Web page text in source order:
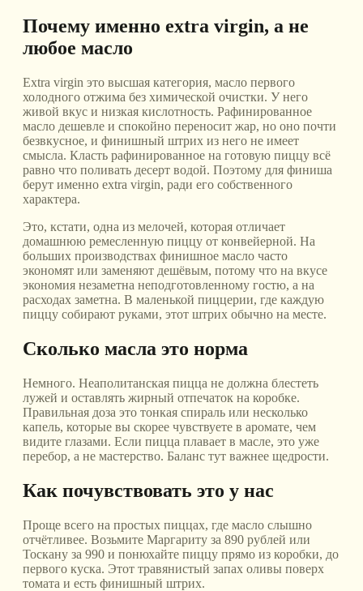
Почему именно extra virgin, а не
любое масло
Extra virgin это высшая категория, масло первого
холодного отжима без химической очистки. У него
живой вкус и низкая кислотность. Рафинированное
масло дешевле и спокойно переносит жар, но оно почти
безвкусное, и финишный штрих из него не имеет
смысла. Класть рафинированное на готовую пиццу всё
равно что поливать десерт водой. Поэтому для финиша
берут именно extra virgin, ради его собственного
характера.
Это, кстати, одна из мелочей, которая отличает
домашнюю ремесленную пиццу от конвейерной. На
больших производствах финишное масло часто
экономят или заменяют дешёвым, потому что на вкусе
экономия незаметна неподготовленному гостю, а на
расходах заметна. В маленькой пиццерии, где каждую
пиццу собирают руками, этот штрих обычно на месте.
Сколько масла это норма
Немного. Неаполитанская пицца не должна блестеть
лужей и оставлять жирный отпечаток на коробке.
Правильная доза это тонкая спираль или несколько
капель, которые вы скорее чувствуете в аромате, чем
видите глазами. Если пицца плавает в масле, это уже
перебор, а не мастерство. Баланс тут важнее щедрости.
Как почувствовать это у нас
Проще всего на простых пиццах, где масло слышно
отчётливее. Возьмите Маргариту за 890 рублей или
Тоскану за 990 и понюхайте пиццу прямо из коробки, до
первого куска. Этот травянистый запах оливы поверх
томата и есть финишный штрих.